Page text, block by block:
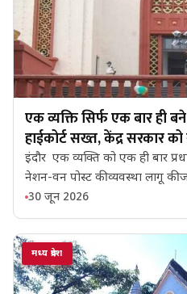
एक व्यक्ति सिर्फ एक बार ही बने
हाईकोर्ट सख्त, केंद्र सरकार
इंदौर एक व्यक्ति को एक ही बार
नेशन-वन पोस्ट की व्यवस्था लागू की
30 जून 2026
मध्य प्रदेश